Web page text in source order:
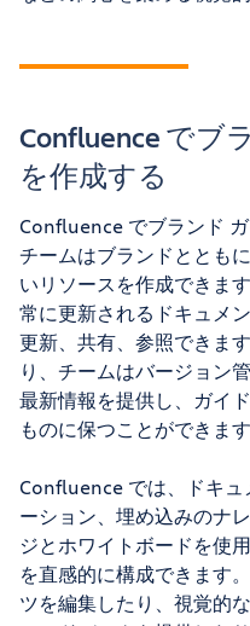
Confluence でブ
を作成する
Confluence でブランド
チームはブランドととも
いリソースを作成できま
常に更新されるドキュメ
更新、共有、参照できま
り、チームはバージョン
最新情報を提供し、ガイ
ものに保つことができます
Confluence では、ドキュ
ーション、埋め込みのナ
ジとホワイトボードを使
を直感的に構成できます
ツを編集したり、視覚的